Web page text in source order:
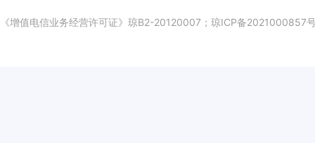
《增值电信业务经营许可证》琼B2-20120007； 琼ICP备2021000857